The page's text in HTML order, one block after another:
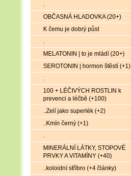
.
OBČASNÁ HLADOVKA (20+)
K čemu je dobrý půst
.
MELATONIN | to je mládí (20+)
SEROTONIN | hormon štěstí (+1)
.
100 + LÉČIVÝCH ROSTLIN k
prevenci a léčbě (+100)
..Zelí jako superlék (+2)
..Kmín černý (+1)
.
MINERÁLNÍ LÁTKY, STOPOVÉ
PRVKY A VITAMÍNY (+40)
..koloidní stříbro (+4 články)